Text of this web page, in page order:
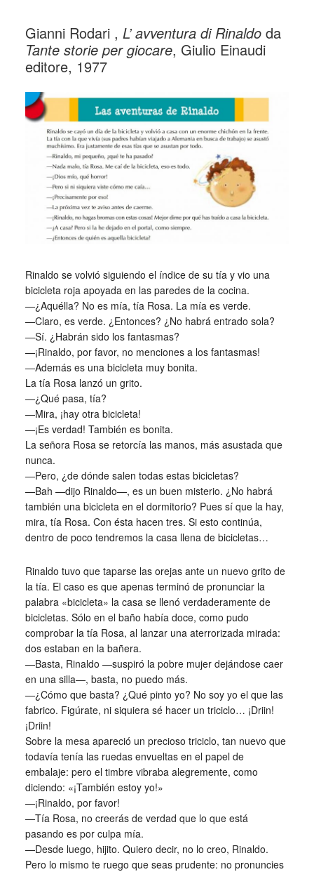
Gianni Rodari , L’ avventura di Rinaldoda
Tante storie per giocare, Giulio Einaudi
editore, 1977
Rinaldo se volvió siguiendo el índice de su tía y vio una
bicicleta roja apoyada en las paredes de la cocina.
—¿Aquélla? No es mía, tía Rosa. La mía es verde.
—Claro, es verde. ¿Entonces? ¿No habrá entrado sola?
—Sí. ¿Habrán sido los fantasmas?
—¡Rinaldo, por favor, no menciones a los fantasmas!
—Además es una bicicleta muy bonita.
La tía Rosa lanzó un grito.
—¿Qué pasa, tía?
—Mira, ¡hay otra bicicleta!
—¡Es verdad! También es bonita.
La señora Rosa se retorcía las manos, más asustada que
nunca.
—Pero, ¿de dónde salen todas estas bicicletas?
—Bah —dijo Rinaldo—, es un buen misterio. ¿No habrá
también una bicicleta en el dormitorio? Pues sí que la hay,
mira, tía Rosa. Con ésta hacen tres. Si esto continúa,
dentro de poco tendremos la casa llena de bicicletas…
Rinaldo tuvo que taparse las orejas ante un nuevo grito de
la tía. El caso es que apenas terminó de pronunciar la
palabra «bicicleta» la casa se llenó verdaderamente de
bicicletas. Sólo en el baño había doce, como pudo
comprobar la tía Rosa, al lanzar una aterrorizada mirada:
dos estaban en la bañera.
—Basta, Rinaldo —suspiró la pobre mujer dejándose caer
en una silla—, basta, no puedo más.
—¿Cómo que basta? ¿Qué pinto yo? No soy yo el que las
fabrico. Figúrate, ni siquiera sé hacer un triciclo… ¡Driin!
¡Driin!
Sobre la mesa apareció un precioso triciclo, tan nuevo que
todavía tenía las ruedas envueltas en el papel de
embalaje: pero el timbre vibraba alegremente, como
diciendo: «¡También estoy yo!»
—¡Rinaldo, por favor!
—Tía Rosa, no creerás de verdad que lo que está
pasando es por culpa mía.
—Desde luego, hijito. Quiero decir, no lo creo, Rinaldo.
Pero lo mismo te ruego que seas prudente: no pronuncies